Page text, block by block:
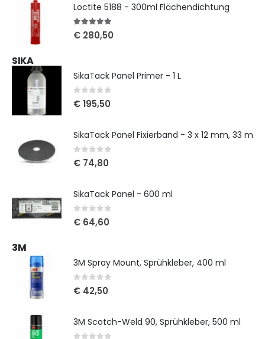
Loctite 5188 - 300ml Flächendichtung
5out of 5
€ 280,50
SIKA
SikaTack Panel Primer - 1 L
0out of 5
€195,50
SikaTack Panel Fixierband - 3 x 12 mm, 33 m
0out of 5
€ 74,80
SikaTack Panel - 600 ml
0out of 5
€ 64,60
3M
3M Spray Mount, Sprühkleber, 400 ml
0out of 5
€ 42,50
3M Scotch-Weld 90, Sprühkleber, 500 ml